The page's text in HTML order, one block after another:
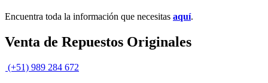
Encuentra toda la información que necesitas aquí.
Venta de Repuestos Originales
(+51) 989 284 672